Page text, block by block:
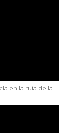
en la ruta de la